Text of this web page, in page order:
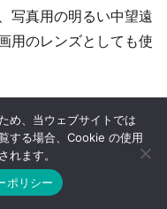
写真用の明るい中望遠
用のレンズとしても使
レビュー 描写力と携帯性
レンズのかたち
ーで高解像と自然な立体感を両立
ケ、高速かつ静音AFを紹介。日常
ト、作品撮影まで対応する標準単
く解説します。機動性にも優れて
トップ
め、当ウェブサイトでは
する場合、Cookie の使用
れます。
ポリシー